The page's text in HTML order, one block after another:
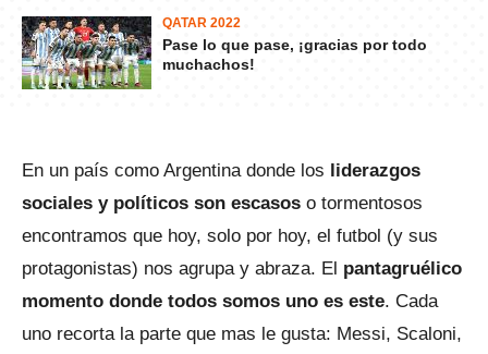
QATAR 2022
Pase lo que pase, ¡gracias por todo
muchachos!
En un país como Argentina donde los liderazgos
sociales y políticos son escasos o tormentosos
encontramos que hoy, solo por hoy, el futbol (y sus
protagonistas) nos agrupa y abraza. El pantagruélico
momento donde todos somos uno es este. Cada
uno recorta la parte que mas le gusta: Messi, Scaloni,